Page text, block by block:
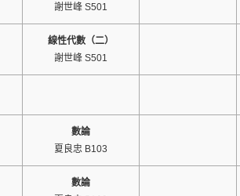
謝世峰 S501
線性代數（二）
謝世峰 S501
數論
夏良忠 B103
數論